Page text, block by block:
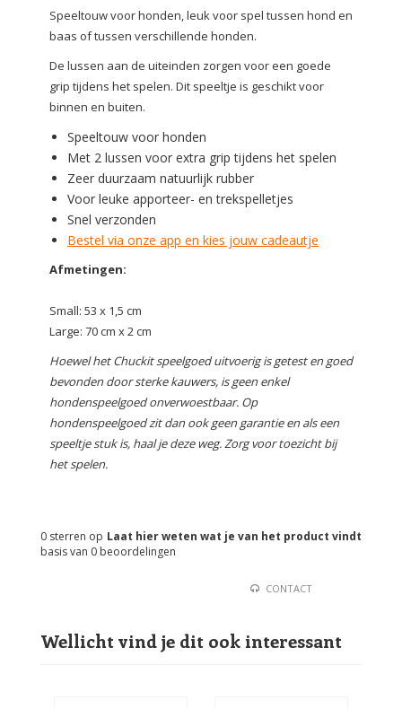
Speeltouw voor honden, leuk voor spel tussen hond en
baas of tussen verschillende honden.
De lussen aan de uiteinden zorgen voor een goede
grip tijdens het spelen. Dit speeltje is geschikt voor
binnen en buiten.
Speeltouw voor honden
Met 2 lussen voor extra grip tijdens het spelen
Zeer duurzaam natuurlijk rubber
Voor leuke apporteer- en trekspelletjes
Snel verzonden
Bestel via onze app en kies jouw cadeautje
Afmetingen:
Small: 53 x 1,5 cm
Large: 70 cm x 2 cm
Hoewel het Chuckit speelgoed uitvoerig is getest en goed
bevonden door sterke kauwers, is geen enkel
hondenspeelgoed onverwoestbaar. Op
hondenspeelgoed zit dan ook geen garantie en als een
speeltje stuk is, haal je deze weg. Zorg voor toezicht bij
het spelen.
Laat hier weten wat je van het product vindt
0 sterren op
basis van 0 beoordelingen
CONTACT
Wellicht vind je dit ook interessant